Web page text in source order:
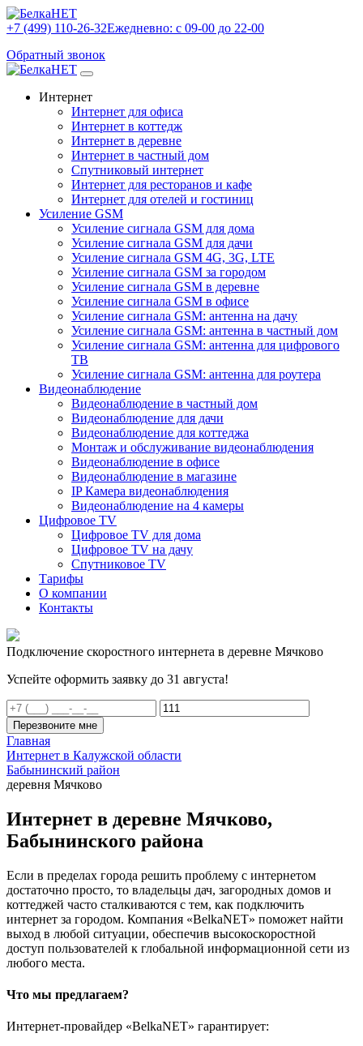
+7 (499) 110-26-32Ежедневно: с 09-00 до 22-00
Обратный звонок
Интернет
Интернет для офиса
Интернет в коттедж
Интернет в деревне
Интернет в частный дом
Спутниковый интернет
Интернет для ресторанов и кафе
Интернет для отелей и гостиниц
Усиление GSM
Усиление сигнала GSM для дома
Усиление сигнала GSM для дачи
Усиление сигнала GSM 4G, 3G, LTE
Усиление сигнала GSM за городом
Усиление сигнала GSM в деревне
Усиление сигнала GSM в офисе
Усиление сигнала GSM: антенна на дачу
Усиление сигнала GSM: антенна в частный дом
Усиление сигнала GSM: антенна для цифрового
ТВ
Усиление сигнала GSM: антенна для роутера
Видеонаблюдение
Видеонаблюдение в частный дом
Видеонаблюдение для дачи
Видеонаблюдение для коттеджа
Монтаж и обслуживание видеонаблюдения
Видеонаблюдение в офисе
Видеонаблюдение в магазине
IP Камера видеонаблюдения
Видеонаблюдение на 4 камеры
Цифровое TV
Цифровое TV для дома
Цифровое TV на дачу
Спутниковое TV
Тарифы
О компании
Контакты
Подключение скоростного интернета в деревне Мячково
Успейте оформить заявку до 31 августа!
Перезвоните мне
Главная
Интернет в Калужской области
Бабынинский район
деревня Мячково
Интернет в деревне Мячково,
Бабынинского района
Если в пределах города решить проблему с интернетом
достаточно просто, то владельцы дач, загородных домов и
коттеджей часто сталкиваются с тем, как подключить
интернет за городом. Компания «BelkaNET» поможет найти
выход в любой ситуации, обеспечив высокоскоростной
доступ пользователей к глобальной информационной сети из
любого места.
Что мы предлагаем?
Интернет-провайдер «BelkaNET» гарантирует: